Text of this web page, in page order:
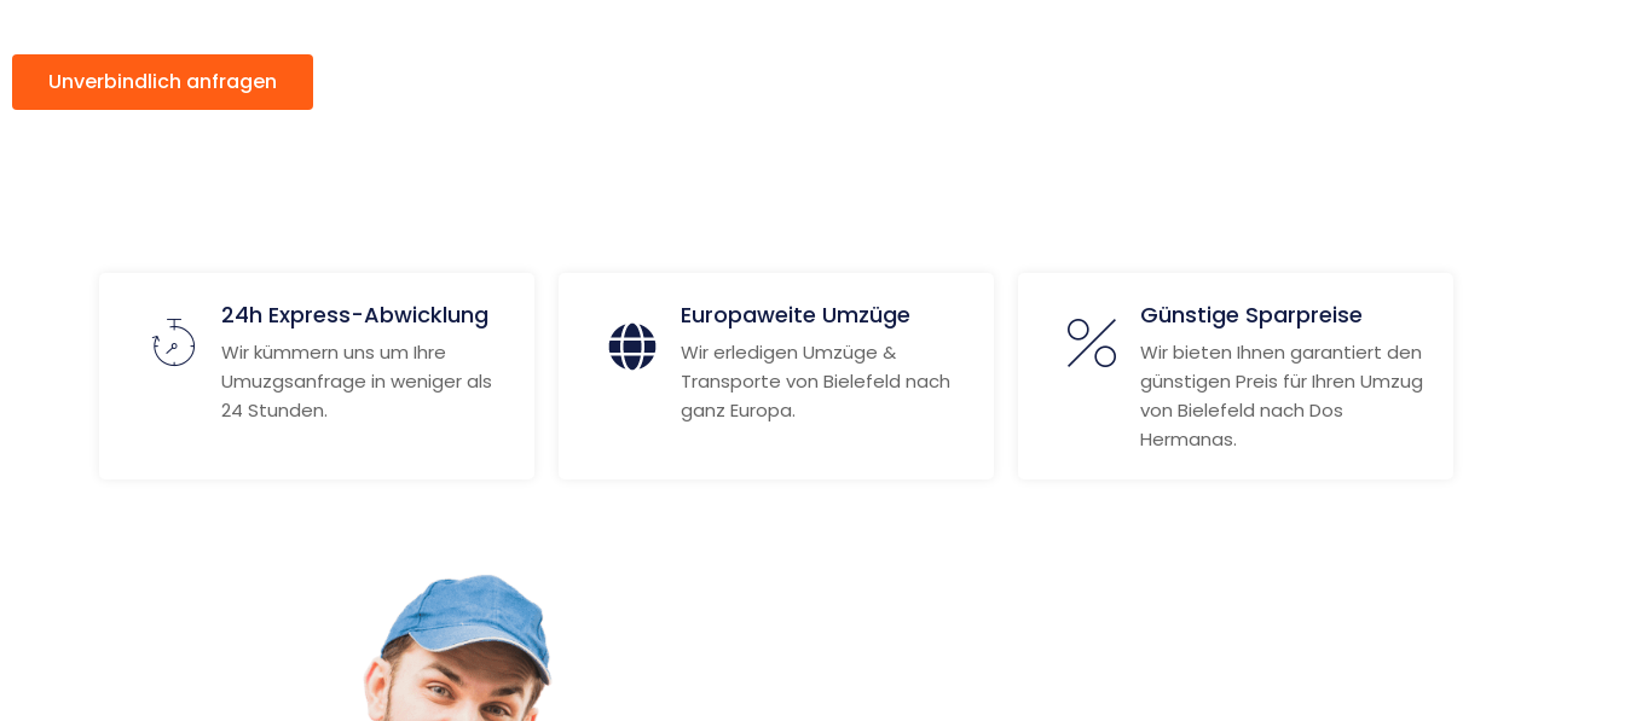
Unverbindlich anfragen
24h Express-Abwicklung
Wir kümmern uns um Ihre
Umuzgsanfrage in weniger als
24 Stunden.
Europaweite Umzüge
Wir erledigen Umzüge &
Transporte von Bielefeld nach
ganz Europa.
Günstige Sparpreise
Wir bieten Ihnen garantiert den
günstigen Preis für Ihren Umzug
von Bielefeld nach Dos
Hermanas.